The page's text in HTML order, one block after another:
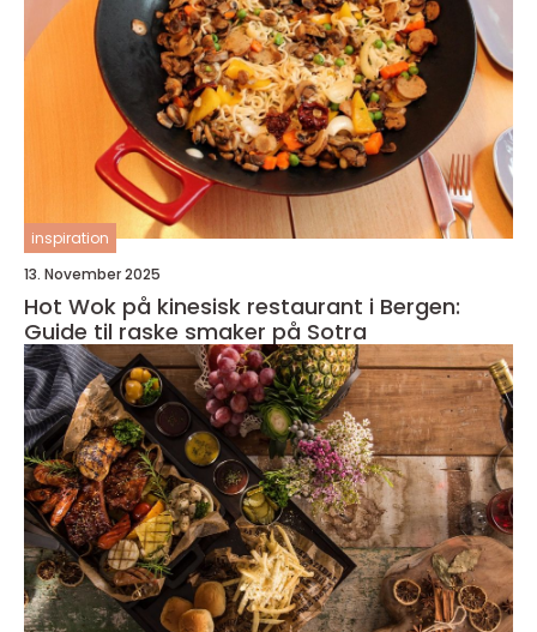
inspiration
13. November 2025
Hot Wok på kinesisk restaurant i Bergen:
Guide til raske smaker på Sotra